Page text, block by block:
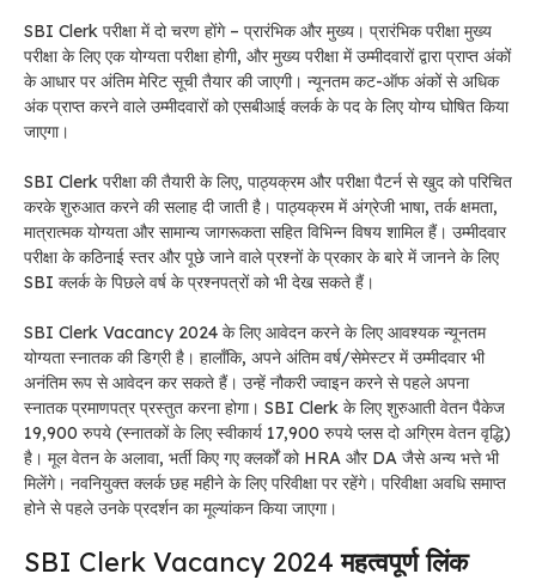
SBI Clerk परीक्षा में दो चरण होंगे – प्रारंभिक और मुख्य। प्रारंभिक परीक्षा मुख्य
परीक्षा के लिए एक योग्यता परीक्षा होगी, और मुख्य परीक्षा में उम्मीदवारों द्वारा प्राप्त अंकों
के आधार पर अंतिम मेरिट सूची तैयार की जाएगी। न्यूनतम कट-ऑफ अंकों से अधिक
अंक प्राप्त करने वाले उम्मीदवारों को एसबीआई क्लर्क के पद के लिए योग्य घोषित किया
जाएगा।
SBI Clerk परीक्षा की तैयारी के लिए, पाठ्यक्रम और परीक्षा पैटर्न से खुद को परिचित
करके शुरुआत करने की सलाह दी जाती है। पाठ्यक्रम में अंग्रेजी भाषा, तर्क क्षमता,
मात्रात्मक योग्यता और सामान्य जागरूकता सहित विभिन्न विषय शामिल हैं। उम्मीदवार
परीक्षा के कठिनाई स्तर और पूछे जाने वाले प्रश्नों के प्रकार के बारे में जानने के लिए
SBI क्लर्क के पिछले वर्ष के प्रश्नपत्रों को भी देख सकते हैं।
SBI Clerk Vacancy 2024 के लिए आवेदन करने के लिए आवश्यक न्यूनतम
योग्यता स्नातक की डिग्री है। हालाँकि, अपने अंतिम वर्ष/सेमेस्टर में उम्मीदवार भी
अनंतिम रूप से आवेदन कर सकते हैं। उन्हें नौकरी ज्वाइन करने से पहले अपना
स्नातक प्रमाणपत्र प्रस्तुत करना होगा। SBI Clerk के लिए शुरुआती वेतन पैकेज
19,900 रुपये (स्नातकों के लिए स्वीकार्य 17,900 रुपये प्लस दो अग्रिम वेतन वृद्धि)
है। मूल वेतन के अलावा, भर्ती किए गए क्लर्कों को HRA और DA जैसे अन्य भत्ते भी
मिलेंगे। नवनियुक्त क्लर्क छह महीने के लिए परिवीक्षा पर रहेंगे। परिवीक्षा अवधि समाप्त
होने से पहले उनके प्रदर्शन का मूल्यांकन किया जाएगा।
SBI Clerk Vacancy 2024महत्वपूर्ण लिंक